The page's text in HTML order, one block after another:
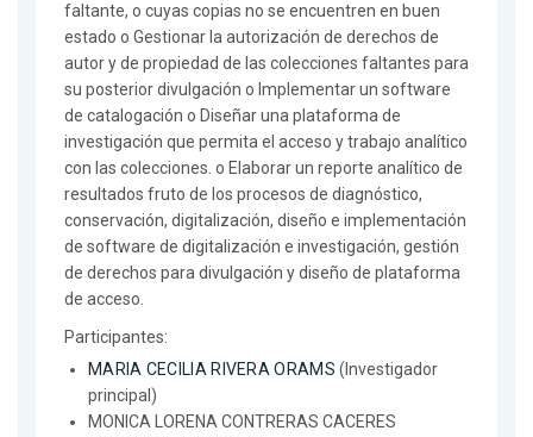
faltante, o cuyas copias no se encuentren en buen
estado o Gestionar la autorización de derechos de
autor y de propiedad de las colecciones faltantes para
su posterior divulgación o Implementar un software
de catalogación o Diseñar una plataforma de
investigación que permita el acceso y trabajo analítico
con las colecciones. o Elaborar un reporte analítico de
resultados fruto de los procesos de diagnóstico,
conservación, digitalización, diseño e implementación
de software de digitalización e investigación, gestión
de derechos para divulgación y diseño de plataforma
de acceso.
Participantes:
MARIA CECILIA RIVERA ORAMS (Investigador
principal)
MONICA LORENA CONTRERAS CACERES